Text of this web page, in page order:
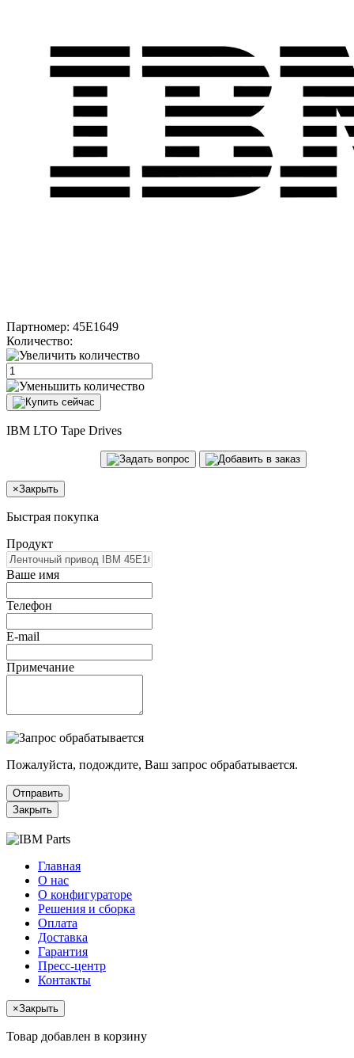
Партномер: 45E1649
Количество:
IBM LTO Tape Drives
×Закрыть
Быстрая покупка
Продукт
Ваше имя
Телефон
E-mail
Примечание
Пожалуйста, подождите, Ваш запрос обрабатывается.
Отправить
Закрыть
Главная
О нас
О конфигураторе
Решения и сборка
Оплата
Доставка
Гарантия
Пресс-центр
Контакты
×Закрыть
Товар добавлен в корзину